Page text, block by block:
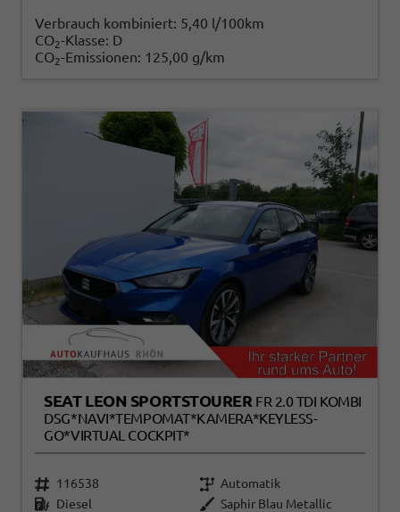
Verbrauch kombiniert: 5,40 l/100km
CO2-Klasse: D
CO2-Emissionen: 125,00 g/km
SEAT LEON SPORTSTOURER FR 2.0 TDI KOMBI
DSG*NAVI*TEMPOMAT*KAMERA*KEYLESS-
GO*VIRTUAL COCKPIT*
116538
Automatik
Diesel
Saphir Blau Metallic